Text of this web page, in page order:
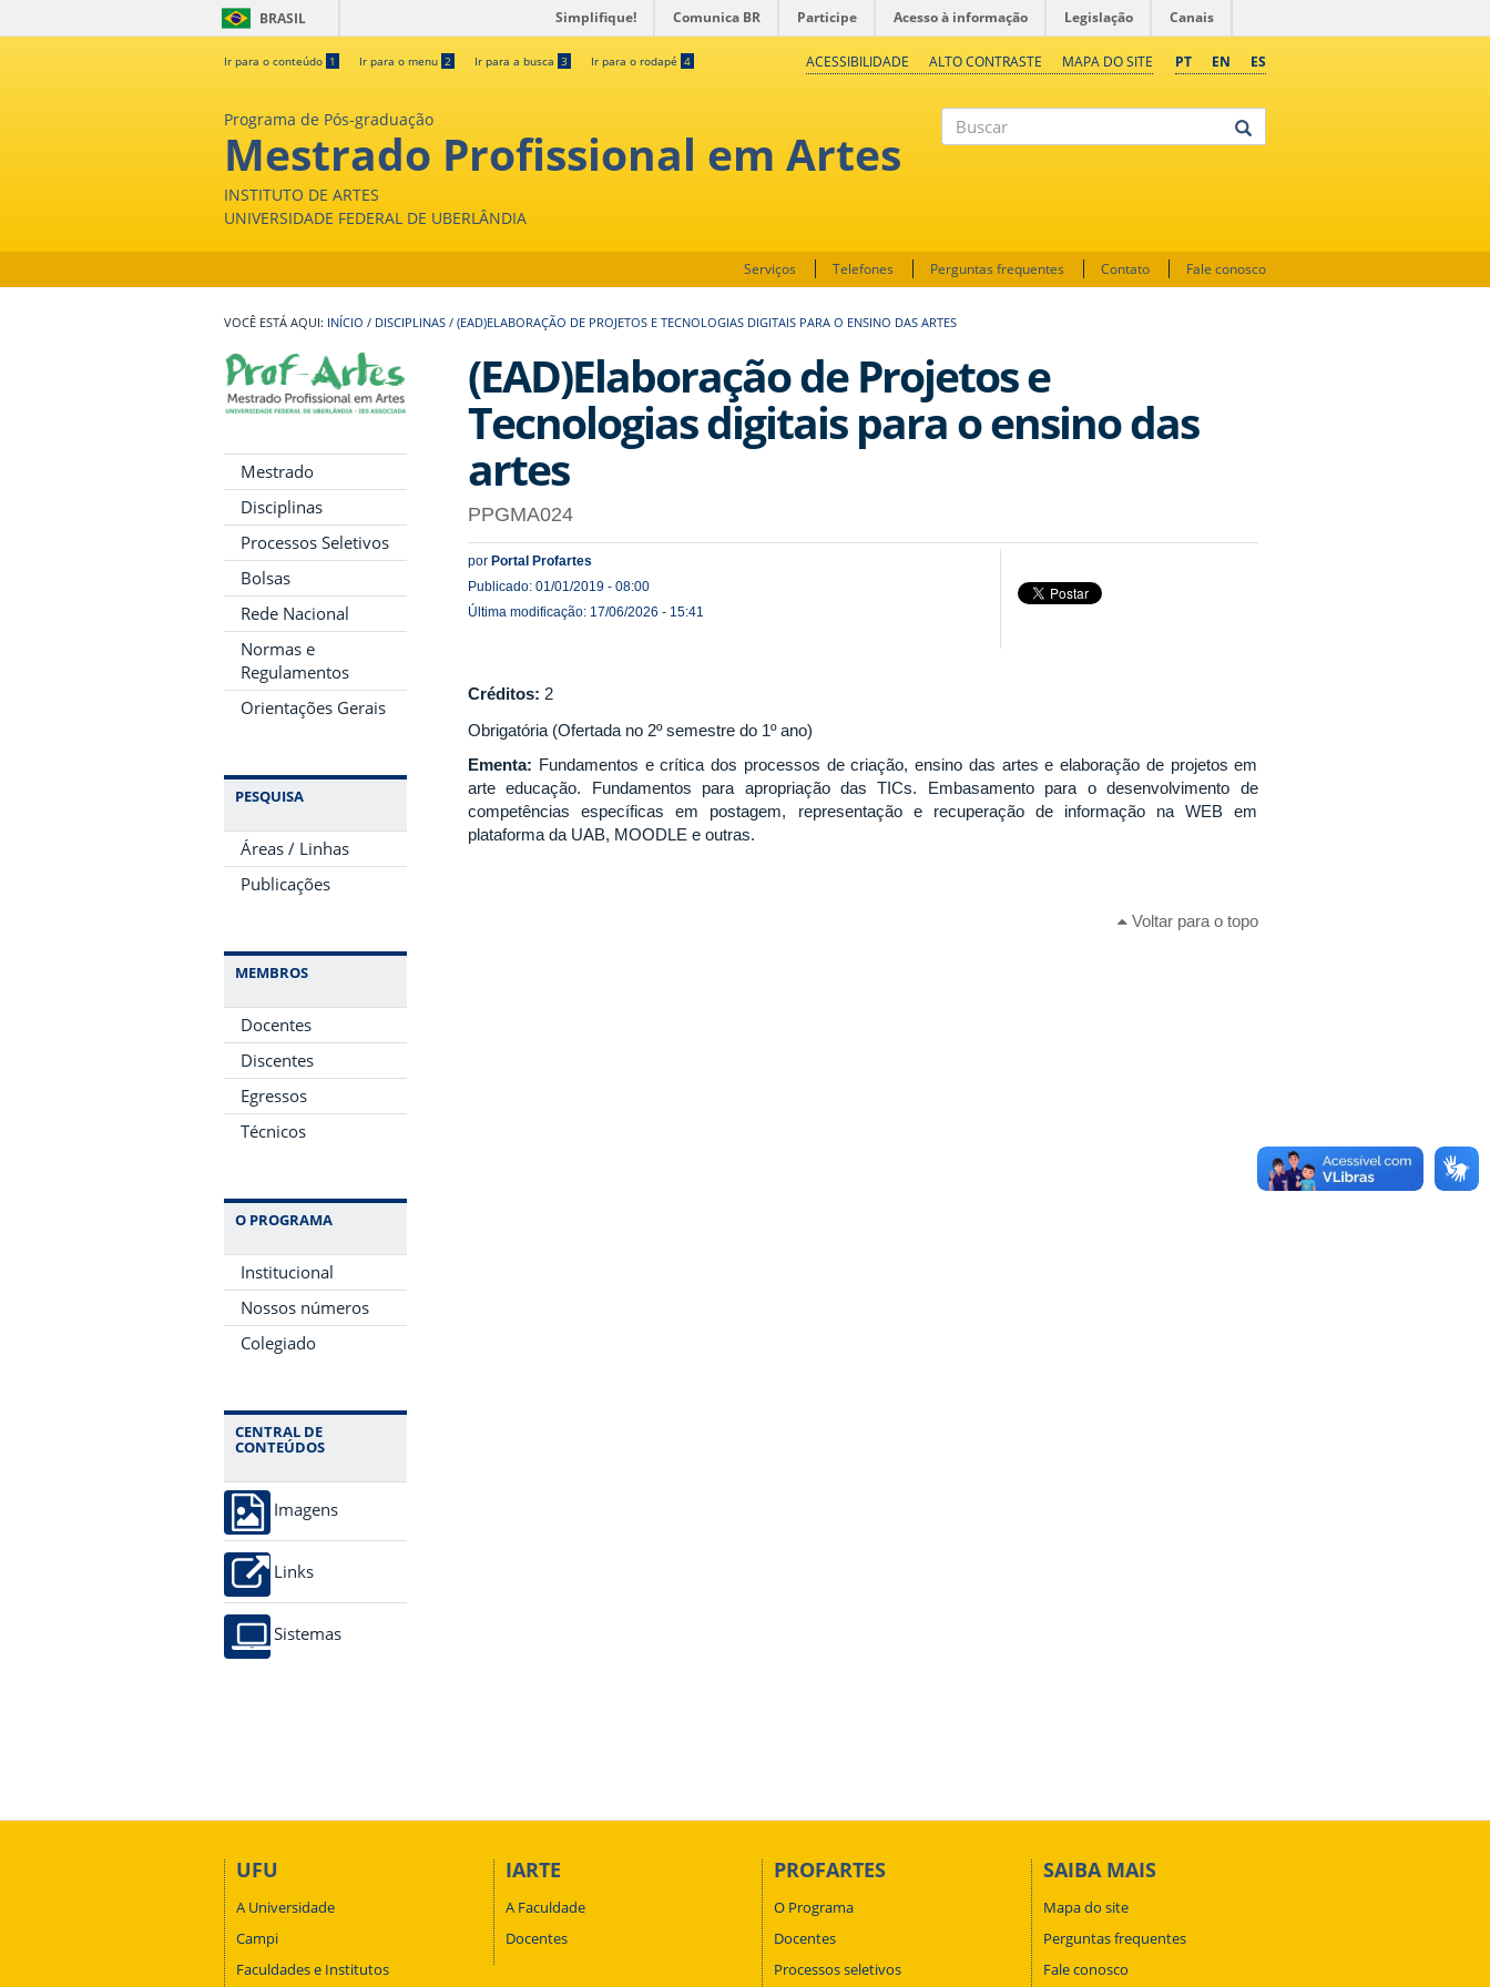
BRASIL Simplifique! Comunica BR Participe Acesso à informação Legislação Canais
Ir para o conteúdo 1 Ir para o menu 2 Ir para a busca 3 Ir para o rodapé 4 PT EN ES
ACESSIBILIDADE ALTO CONTRASTE MAPA DO SITE
Programa de Pós-graduação
Mestrado Profissional em Artes
INSTITUTO DE ARTES
UNIVERSIDADE FEDERAL DE UBERLÂNDIA
Serviços Telefones Perguntas frequentes Contato Fale conosco
INÍCIO / DISCIPLINAS / (EAD)ELABORAÇÃO DE PROJETOS E TECNOLOGIAS DIGITAIS PARA O ENSINO DAS ARTES
Mestrado
Disciplinas
Processos Seletivos
Bolsas
Rede Nacional
Normas e
Regulamentos
Orientações Gerais
PESQUISA
Áreas / Linhas
Publicações
MEMBROS
Docentes
Discentes
Egressos
Técnicos
O PROGRAMA
Institucional
Nossos números
Colegiado
CENTRAL DE
CONTEÚDOS
Imagens
Links
Sistemas
(EAD)Elaboração de Projetos e
Tecnologias digitais para o ensino das
artes
PPGMA024
por Portal Profartes
Publicado: 01/01/2019 - 08:00
Última modificação: 17/06/2026 - 15:41
Créditos: 2
Obrigatória (Ofertada no 2º semestre do 1º ano)
Ementa: Fundamentos e crítica dos processos de criação, ensino das artes e elaboração de projetos em
arte educação. Fundamentos para apropriação das TICs. Embasamento para o desenvolvimento de
competências específicas em postagem, representação e recuperação de informação na WEB em
plataforma da UAB, MOODLE e outras.
Voltar para o topo
UFU
A Universidade
Campi
Faculdades e Institutos
IARTE
A Faculdade
Docentes
PROFARTES
O Programa
Docentes
Processos seletivos
SAIBA MAIS
Mapa do site
Perguntas frequentes
Fale conosco